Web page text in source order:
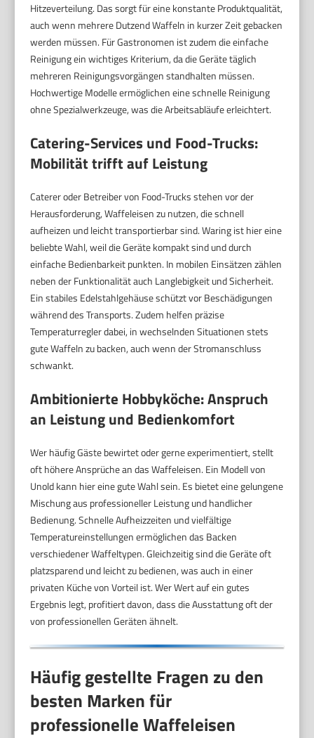
Hitzeverteilung. Das sorgt für eine konstante Produktqualität,
auch wenn mehrere Dutzend Waffeln in kurzer Zeit gebacken
werden müssen. Für Gastronomen ist zudem die einfache
Reinigung ein wichtiges Kriterium, da die Geräte täglich
mehreren Reinigungsvorgängen standhalten müssen.
Hochwertige Modelle ermöglichen eine schnelle Reinigung
ohne Spezialwerkzeuge, was die Arbeitsabläufe erleichtert.
Catering-Services und Food-Trucks:
Mobilität trifft auf Leistung
Caterer oder Betreiber von Food-Trucks stehen vor der
Herausforderung, Waffeleisen zu nutzen, die schnell
aufheizen und leicht transportierbar sind. Waring ist hier eine
beliebte Wahl, weil die Geräte kompakt sind und durch
einfache Bedienbarkeit punkten. In mobilen Einsätzen zählen
neben der Funktionalität auch Langlebigkeit und Sicherheit.
Ein stabiles Edelstahlgehäuse schützt vor Beschädigungen
während des Transports. Zudem helfen präzise
Temperaturregler dabei, in wechselnden Situationen stets
gute Waffeln zu backen, auch wenn der Stromanschluss
schwankt.
Ambitionierte Hobbyköche: Anspruch
an Leistung und Bedienkomfort
Wer häufig Gäste bewirtet oder gerne experimentiert, stellt
oft höhere Ansprüche an das Waffeleisen. Ein Modell von
Unold kann hier eine gute Wahl sein. Es bietet eine gelungene
Mischung aus professioneller Leistung und handlicher
Bedienung. Schnelle Aufheizzeiten und vielfältige
Temperatureinstellungen ermöglichen das Backen
verschiedener Waffeltypen. Gleichzeitig sind die Geräte oft
platzsparend und leicht zu bedienen, was auch in einer
privaten Küche von Vorteil ist. Wer Wert auf ein gutes
Ergebnis legt, profitiert davon, dass die Ausstattung oft der
von professionellen Geräten ähnelt.
Häufig gestellte Fragen zu den
besten Marken für
professionelle Waffeleisen